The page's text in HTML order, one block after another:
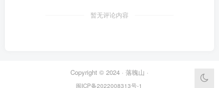
暂无评论内容
Copyright © 2024 · 落魄山 ·
闽ICP备2022008313号-1